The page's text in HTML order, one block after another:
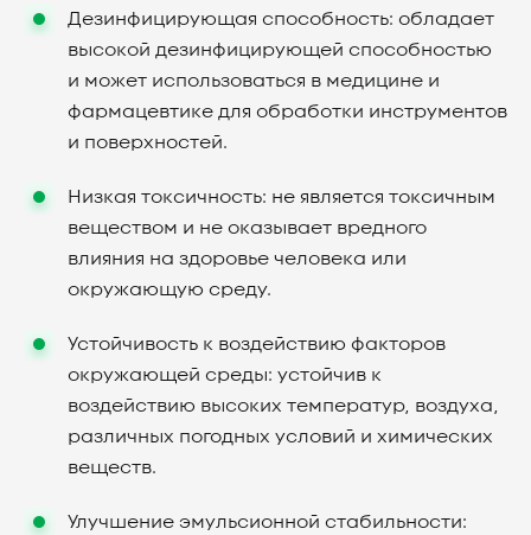
Дезинфицирующая способность: обладает
высокой дезинфицирующей способностью
и может использоваться в медицине и
фармацевтике для обработки инструментов
и поверхностей.
Низкая токсичность: не является токсичным
веществом и не оказывает вредного
влияния на здоровье человека или
окружающую среду.
Устойчивость к воздействию факторов
окружающей среды: устойчив к
воздействию высоких температур, воздуха,
различных погодных условий и химических
веществ.
Улучшение эмульсионной стабильности: